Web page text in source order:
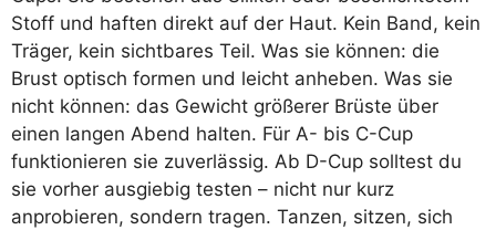
Stoff und haften direkt auf der Haut. Kein Band, kein
Träger, kein sichtbares Teil. Was sie können: die
Brust optisch formen und leicht anheben. Was sie
nicht können: das Gewicht größerer Brüste über
einen langen Abend halten. Für A- bis C-Cup
funktionieren sie zuverlässig. Ab D-Cup solltest du
sie vorher ausgiebig testen – nicht nur kurz
anprobieren, sondern tragen. Tanzen, sitzen, sich